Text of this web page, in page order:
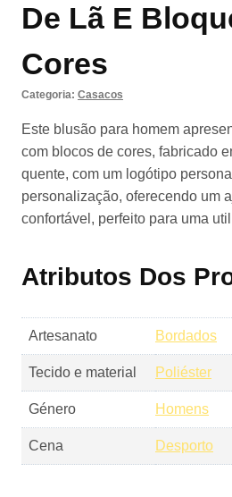
De Lã E
Cores
Categoria: Casacos
Este blusão para homem
com blocos de cores, fabricado
quente, com um logótipo
personalização, oferecendo um
confortável, perfeito para uma
Atributos Dos
Artesanato Bordados
Tecido e material Poliéster
Género Homens
Cena Desporto